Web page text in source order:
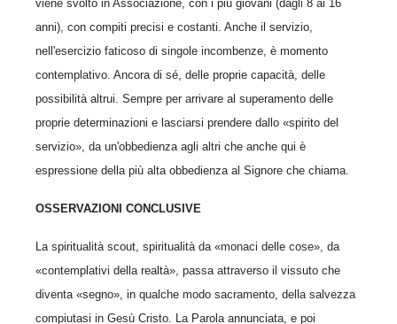
viene svolto in Associazione, con i più giovani (dagli 8 ai 16
anni), con compiti precisi e costanti. Anche il servizio,
nell'esercizio faticoso di singole incombenze, è momento
contemplativo. Ancora di sé, delle proprie capacità, delle
possibilità altrui. Sempre per arrivare al superamento delle
proprie determinazioni e lasciarsi prendere dallo «spirito del
servizio», da un'obbedienza agli altri che anche qui è
espressione della più alta obbedienza al Signore che chiama.
OSSERVAZIONI CONCLUSIVE
La spiritualità scout, spiritualità da «monaci delle cose», da
«contemplativi della realtà», passa attraverso il vissuto che
diventa «segno», in qualche modo sacramento, della salvezza
compiutasi in Gesù Cristo. La Parola annunciata, e poi